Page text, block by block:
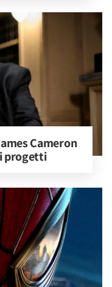
Cameron
progetti